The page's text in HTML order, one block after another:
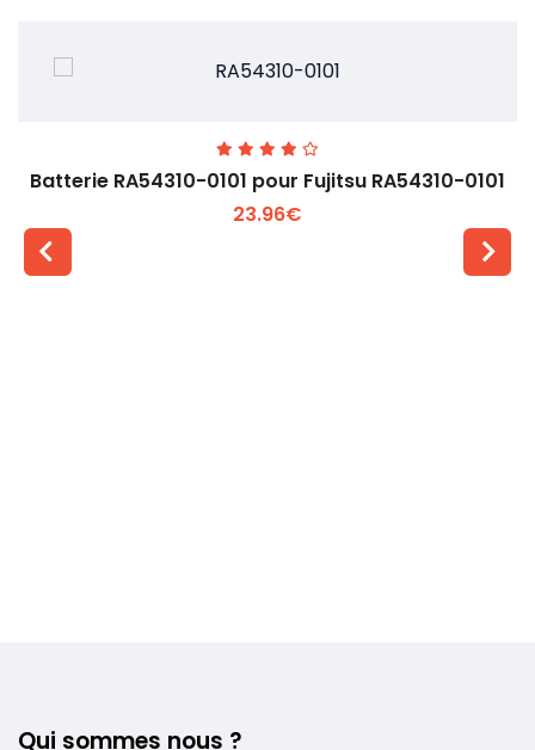
Batterie RA54310-0101 pour Fujitsu RA54310-0101
23.96€
Qui sommes nous ?